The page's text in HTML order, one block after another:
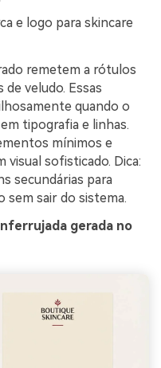
e logo para skincare
remetem a rótulos
veludo. Essas
quando o
tipografia e linhas.
mínimos e
visual sofisticado. Dica:
secundárias para
sair do sistema.
gerada no